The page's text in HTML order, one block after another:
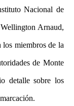
Nacional de
Arnaud,
los miembros de la
de Monte
detalle sobre los